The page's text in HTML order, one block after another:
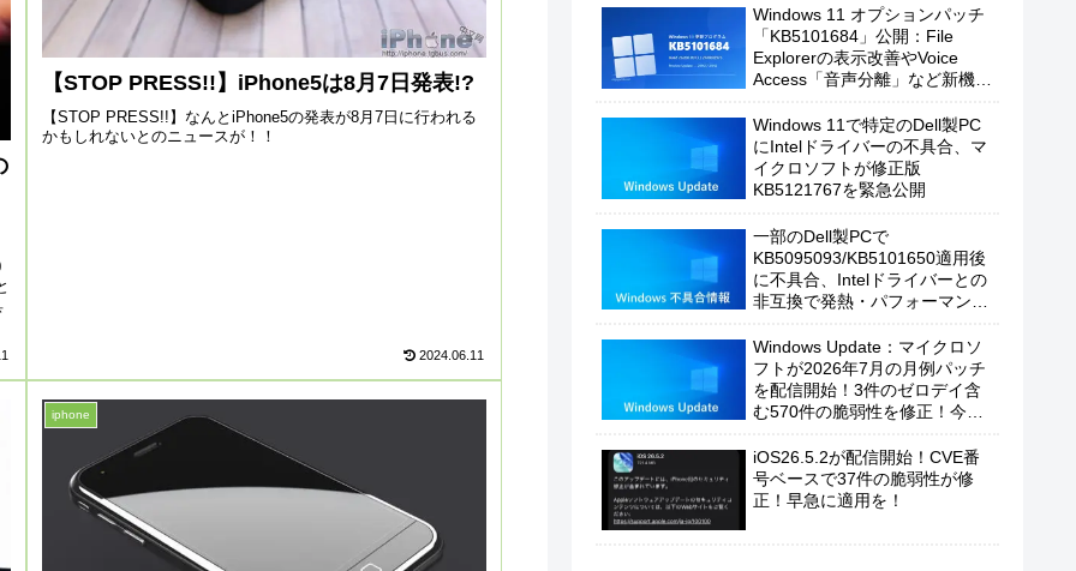
【STOP PRESS!!】iPhone5は8月7日発表!?
【STOP PRESS!!】なんとiPhone5の発表が8月7日に行われる
かもしれないとのニュースが！！
2024.06.11
iphone
Windows 11 オプションパッチ
「KB5101684」公開：File
Explorerの表示改善やVoice
Access「音声分離」など新機能
Windows 11で特定のDell製PC
にIntelドライバーの不具合、マ
イクロソフトが修正版
KB5121767を緊急公開
一部のDell製PCで
KB5095093/KB5101650適用後
に不具合、Intelドライバーとの
非互換で発熱・パフォーマンス
Windows Update：マイクロソ
フトが2026年7月の月例パッチ
を配信開始！3件のゼロデイ含
む570件の脆弱性を修正！今す
iOS26.5.2が配信開始！CVE番
号ベースで37件の脆弱性が修
正！早急に適用を！